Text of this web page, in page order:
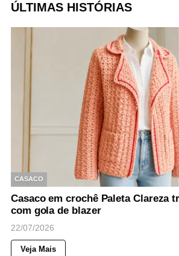
ÚLTIMAS HISTÓRIAS
CASACO
Casaco em crochê Paleta Clareza
com gola de blazer
22/07/2026
Veja Mais